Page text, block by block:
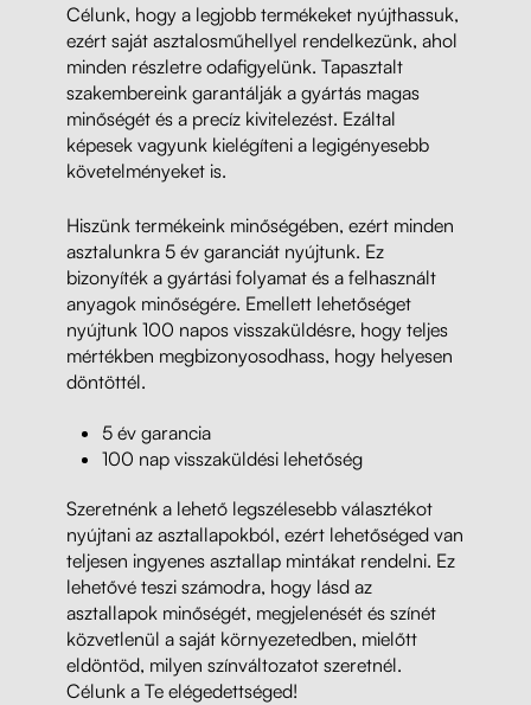
Célunk, hogy a legjobb termékeket nyújthassuk,
ezért saját asztalosműhellyel rendelkezünk, ahol
minden részletre odafigyelünk. Tapasztalt
szakembereink garantálják a gyártás magas
minőségét és a precíz kivitelezést. Ezáltal
képesek vagyunk kielégíteni a legigényesebb
követelményeket is.
Hiszünk termékeink minőségében, ezért minden
asztalunkra 5 év garanciát nyújtunk. Ez
bizonyíték a gyártási folyamat és a felhasznált
anyagok minőségére. Emellett lehetőséget
nyújtunk 100 napos visszaküldésre, hogy teljes
mértékben megbizonyosodhass, hogy helyesen
döntöttél.
5 év garancia
100 nap visszaküldési lehetőség
Szeretnénk a lehető legszélesebb választékot
nyújtani az asztallapokból, ezért lehetőséged van
teljesen ingyenes asztallap mintákat rendelni. Ez
lehetővé teszi számodra, hogy lásd az
asztallapok minőségét, megjelenését és színét
közvetlenül a saját környezetedben, mielőtt
eldöntöd, milyen színváltozatot szeretnél.
Célunk a Te elégedettséged!